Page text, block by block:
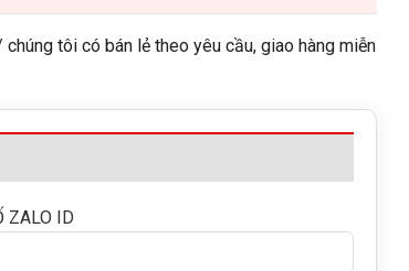
tôi có bán lẻ theo yêu cầu, giao hàng miễn
ZALO ID